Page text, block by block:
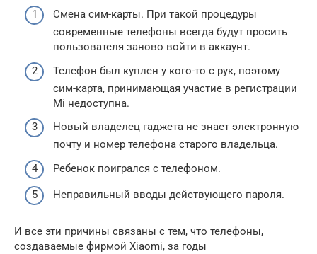
Смена сим-карты. При такой процедуры
современные телефоны всегда будут просить
пользователя заново войти в аккаунт.
Телефон был куплен у кого-то с рук, поэтому
сим-карта, принимающая участие в регистрации
Mi недоступна.
Новый владелец гаджета не знает электронную
почту и номер телефона старого владельца.
Ребенок поигрался с телефоном.
Неправильный вводы действующего пароля.
И все эти причины связаны с тем, что телефоны,
создаваемые фирмой Xiaomi, за годы